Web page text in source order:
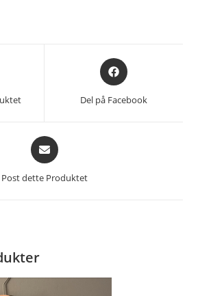
Åpnes
i
et
Del på Facebook
Åpnes
i
Post dette Produktet